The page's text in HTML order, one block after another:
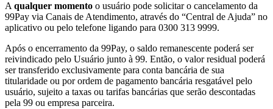
A qualquer momento o usuário pode solicitar o cancelamento da
99Pay via Canais de Atendimento, através do “Central de Ajuda” no
aplicativo ou pelo telefone ligando para 0300 313 9999.
Após o encerramento da 99Pay, o saldo remanescente poderá ser
reivindicado pelo Usuário junto à 99. Então, o valor residual poderá
ser transferido exclusivamente para conta bancária de sua
titularidade ou por ordem de pagamento bancária resgatável pelo
usuário, sujeito a taxas ou tarifas bancárias que serão descontadas
pela 99 ou empresa parceira.